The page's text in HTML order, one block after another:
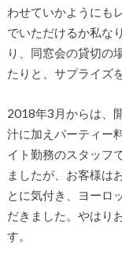
わせていかようにも
でいただけるか私な
り、同窓会の貸切の
たりと、サプライズ
2018年3月からは、
汁に加えパーティー
イト勤務のスタッフ
ましたが、お客様は
とに気付き、ヨーロ
だきました。やはり
す。